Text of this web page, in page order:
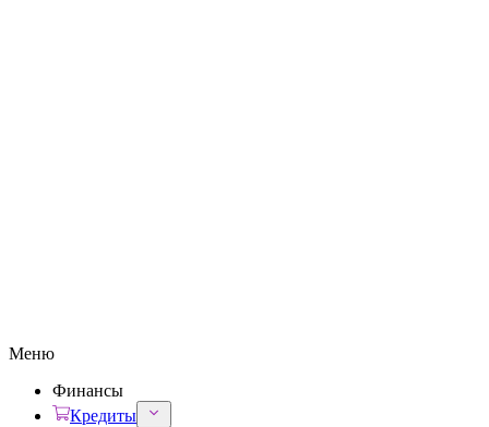
Меню
Финансы
Кредиты